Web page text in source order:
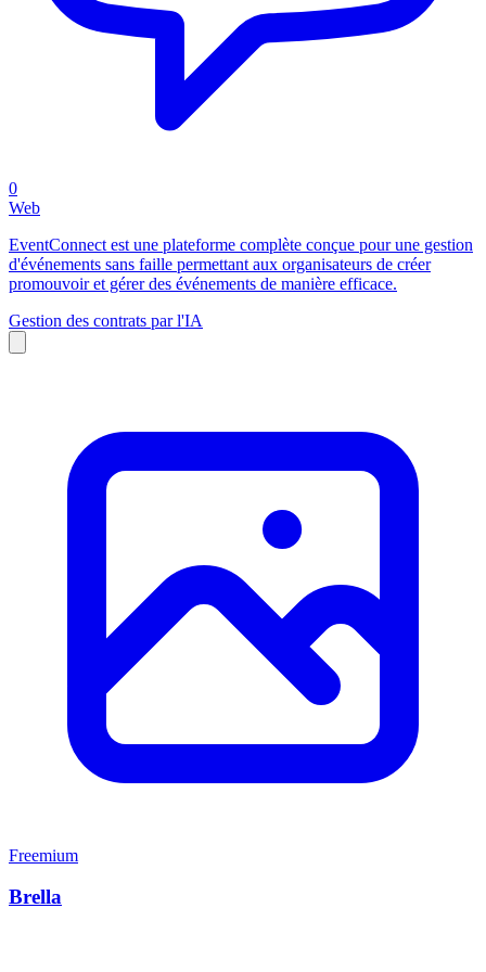
0
Web
EventConnect est une plateforme complète conçue pour une gestion
d'événements sans faille permettant aux organisateurs de créer
promouvoir et gérer des événements de manière efficace.
Gestion des contrats par l'IA
Freemium
Brella